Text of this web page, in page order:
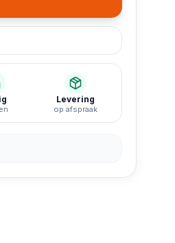
Levering
op afspraak